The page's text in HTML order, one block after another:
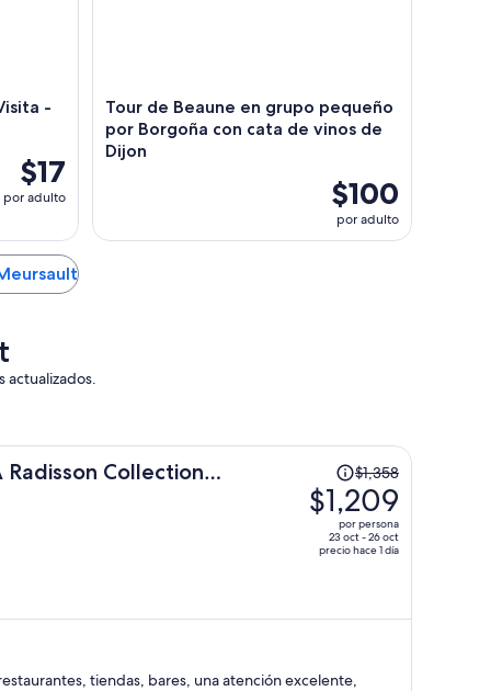
-
$17
por adulto
Tour de Beaune en grupo pequeño
por Borgoña con cata de vinos de
Dijon
$100
por adulto
actualizados.
Radisson Collection
$1,209
$1,358
$1,209
por persona
23 oct - 26 oct
precio hace 1 día
tiendas, bares, una atención excelente,